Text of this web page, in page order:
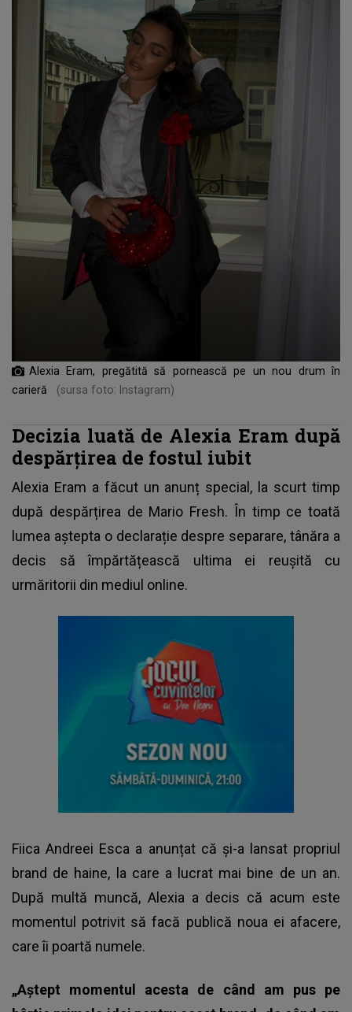
Alexia Eram, pregătită să pornească pe un nou drum în
carieră
(sursa foto: Instagram)
Decizia luată de Alexia Eram după
despărțirea de fostul iubit
Alexia Eram a făcut un anunț special, la scurt timp
după despărțirea de Mario Fresh. În timp ce toată
lumea aștepta o declarație despre separare, tânăra a
decis să împărtățească ultima ei reușită cu
urmăritorii din mediul online.
Fiica Andreei Esca a anunțat că și-a lansat propriul
brand de haine, la care a lucrat mai bine de un an.
După multă muncă, Alexia a decis că acum este
momentul potrivit să facă publică noua ei afacere,
care îi poartă numele.
„Aștept momentul acesta de când am pus pe